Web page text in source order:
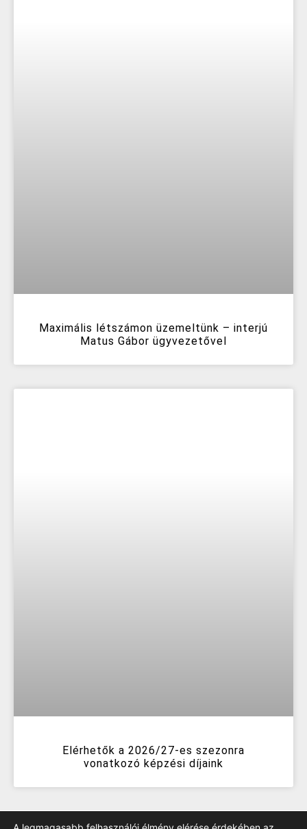
Maximális létszámon üzemeltünk – interjú
Matus Gábor ügyvezetővel
Elérhetők a 2026/27-es szezonra
vonatkozó képzési díjaink